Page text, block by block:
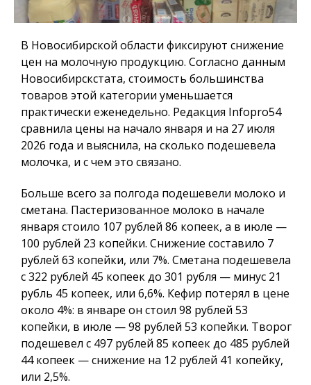
В Новосибирской области фиксируют снижение
цен на молочную продукцию. Согласно данным
Новосибирскстата, стоимость большинства
товаров этой категории уменьшается
практически еженедельно. Редакция Infopro54
сравнила цены на начало января и на 27 июля
2026 года и выяснила, на сколько подешевела
молочка, и с чем это связано.
Больше всего за полгода подешевели молоко и
сметана. Пастеризованное молоко в начале
января стоило 107 рублей 86 копеек, а в июле —
100 рублей 23 копейки. Снижение составило 7
рублей 63 копейки, или 7%. Сметана подешевела
с 322 рублей 45 копеек до 301 рубля — минус 21
рубль 45 копеек, или 6,6%. Кефир потерял в цене
около 4%: в январе он стоил 98 рублей 53
копейки, в июле — 98 рублей 53 копейки. Творог
подешевел с 497 рублей 85 копеек до 485 рублей
44 копеек — снижение на 12 рублей 41 копейку,
или 2,5%.